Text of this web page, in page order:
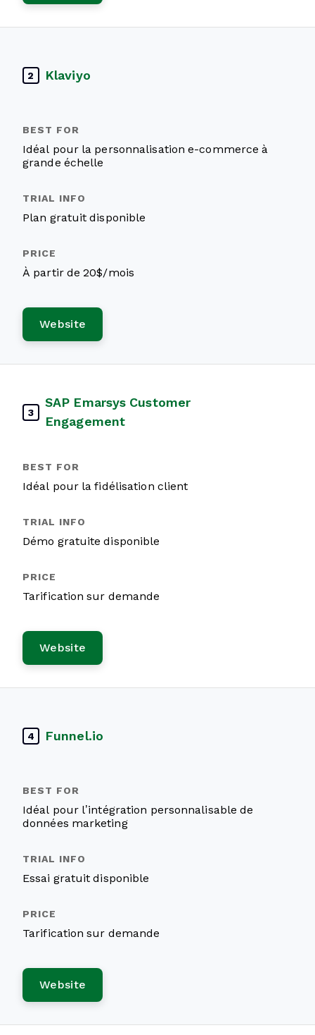
2 Klaviyo
Idéal pour la personnalisation e-commerce à
grande échelle
Plan gratuit disponible
À partir de 20$/mois
Website
3
SAP Emarsys Customer
Engagement
Idéal pour la fidélisation client
Démo gratuite disponible
Tarification sur demande
Website
4 Funnel.io
Idéal pour l’intégration personnalisable de
données marketing
Essai gratuit disponible
Tarification sur demande
Website